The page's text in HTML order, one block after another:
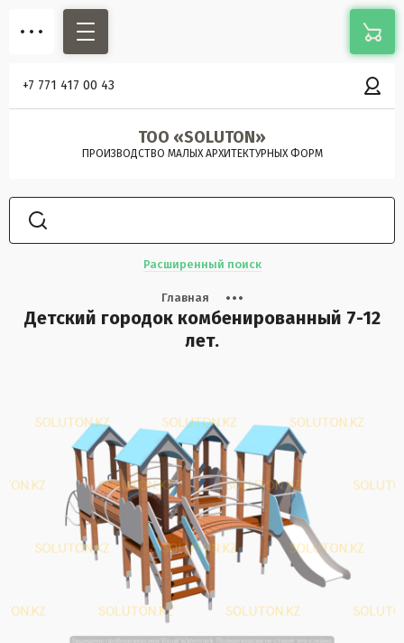
+7 771 417 00 43
ТОО «SOLUTON»
ПРОИЗВОДСТВО МАЛЫХ АРХИТЕКТУРНЫХ ФОРМ
Расширенный поиск
Главная
Детский городок комбенированный 7-12
лет.